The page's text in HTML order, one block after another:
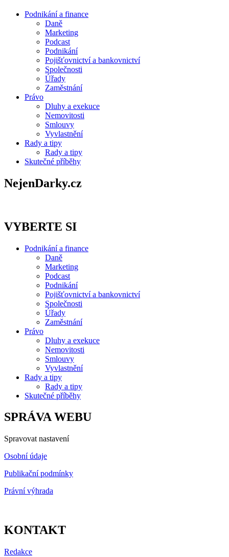
Podnikání a finance
Daně
Marketing
Podcast
Podnikání
Pojišťovnictví a bankovnictví
Společnosti
Úřady
Zaměstnání
Právo
Dluhy a exekuce
Nemovitosti
Smlouvy
Vyvlastnění
Rady a tipy
Rady a tipy
Skutečné příběhy
NejenDarky.cz
VYBERTE SI
Podnikání a finance
Daně
Marketing
Podcast
Podnikání
Pojišťovnictví a bankovnictví
Společnosti
Úřady
Zaměstnání
Právo
Dluhy a exekuce
Nemovitosti
Smlouvy
Vyvlastnění
Rady a tipy
Rady a tipy
Skutečné příběhy
SPRÁVA WEBU
Spravovat nastavení
Osobní údaje
Publikační podmínky
Právní výhrada
KONTAKT
Redakce